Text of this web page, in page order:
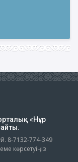
«Нұр
8-7132-774-349
көрсетуіңіз